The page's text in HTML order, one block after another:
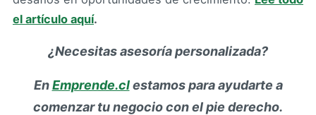
el artículo aquí.
¿Necesitas asesoría personalizada?
EnEmprende.clestamos para ayudarte a
comenzar tu negocio con el pie derecho.